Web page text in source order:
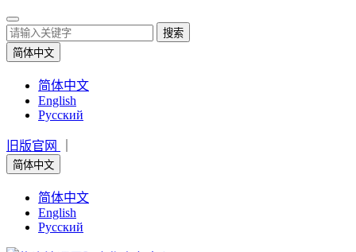
搜索
简体中文
简体中文
English
Русский
旧版官网
简体中文
简体中文
English
Русский